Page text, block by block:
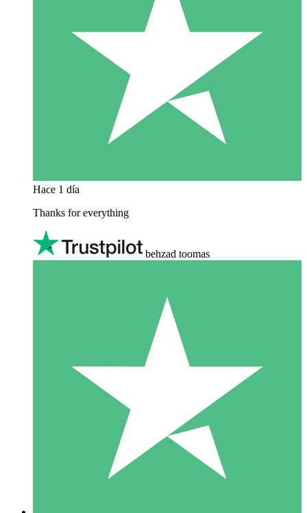
Hace 1 día
Thanks for everything
behzad toomas